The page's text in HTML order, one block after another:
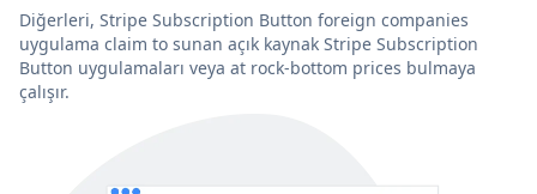
Diğerleri, Stripe Subscription Button foreign companies
uygulama claim to sunan açık kaynak Stripe Subscription
Button uygulamaları veya at rock-bottom prices bulmaya
çalışır.